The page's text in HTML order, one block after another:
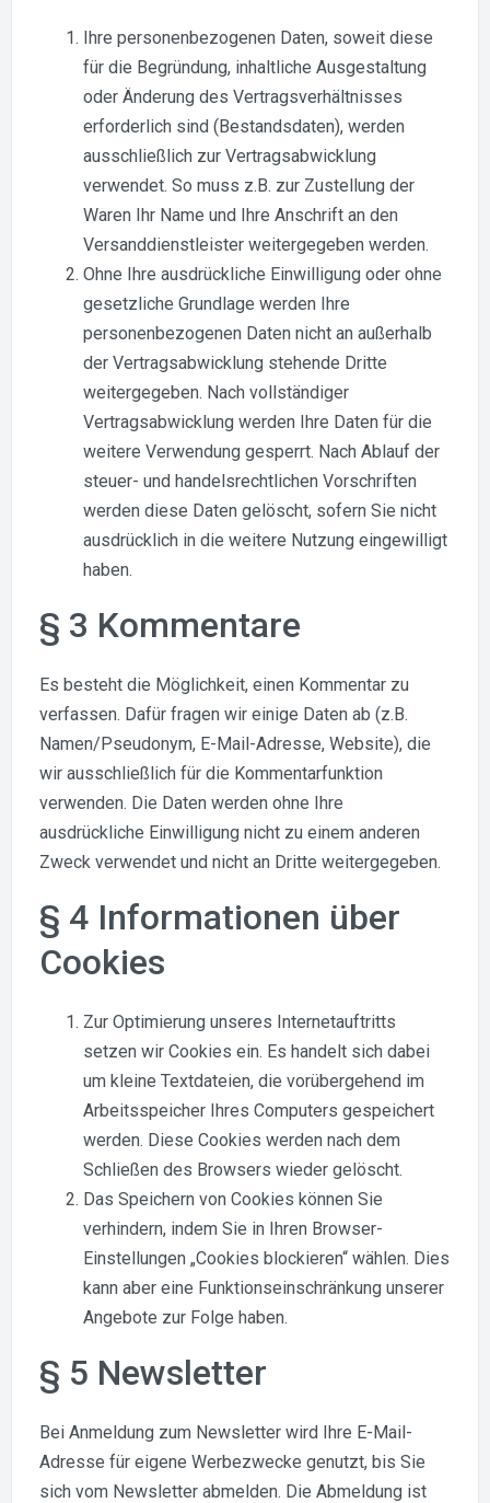
Ihre personenbezogenen Daten, soweit diese
für die Begründung, inhaltliche Ausgestaltung
oder Änderung des Vertragsverhältnisses
erforderlich sind (Bestandsdaten), werden
ausschließlich zur Vertragsabwicklung
verwendet. So muss z.B. zur Zustellung der
Waren Ihr Name und Ihre Anschrift an den
Versanddienstleister weitergegeben werden.
Ohne Ihre ausdrückliche Einwilligung oder ohne
gesetzliche Grundlage werden Ihre
personenbezogenen Daten nicht an außerhalb
der Vertragsabwicklung stehende Dritte
weitergegeben. Nach vollständiger
Vertragsabwicklung werden Ihre Daten für die
weitere Verwendung gesperrt. Nach Ablauf der
steuer- und handelsrechtlichen Vorschriften
werden diese Daten gelöscht, sofern Sie nicht
ausdrücklich in die weitere Nutzung eingewilligt
haben.
§ 3 Kommentare
Es besteht die Möglichkeit, einen Kommentar zu
verfassen. Dafür fragen wir einige Daten ab (z.B.
Namen/Pseudonym, E-Mail-Adresse, Website), die
wir ausschließlich für die Kommentarfunktion
verwenden. Die Daten werden ohne Ihre
ausdrückliche Einwilligung nicht zu einem anderen
Zweck verwendet und nicht an Dritte weitergegeben.
§ 4 Informationen über
Cookies
Zur Optimierung unseres Internetauftritts
setzen wir Cookies ein. Es handelt sich dabei
um kleine Textdateien, die vorübergehend im
Arbeitsspeicher Ihres Computers gespeichert
werden. Diese Cookies werden nach dem
Schließen des Browsers wieder gelöscht.
Das Speichern von Cookies können Sie
verhindern, indem Sie in Ihren Browser-
Einstellungen „Cookies blockieren“ wählen. Dies
kann aber eine Funktionseinschränkung unserer
Angebote zur Folge haben.
§ 5 Newsletter
Bei Anmeldung zum Newsletter wird Ihre E-Mail-
Adresse für eigene Werbezwecke genutzt, bis Sie
sich vom Newsletter abmelden. Die Abmeldung ist